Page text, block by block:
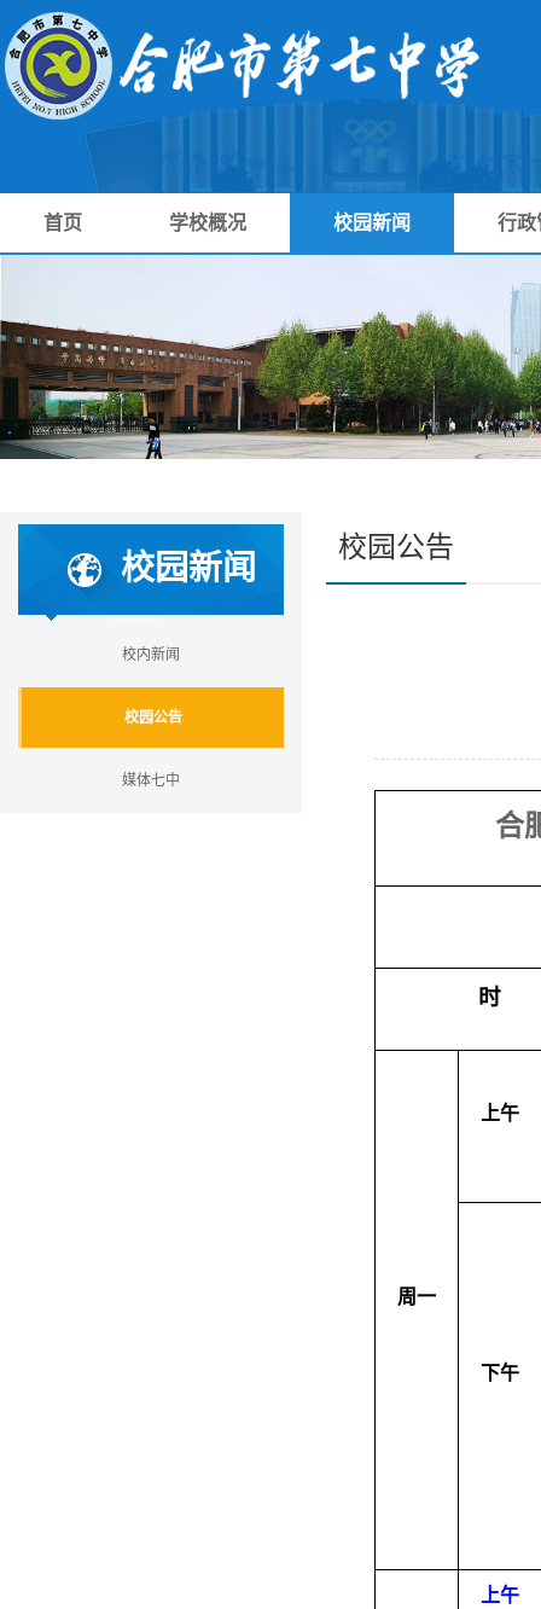
首页 学校概况 校园新闻 行政
校园新闻
校内新闻
校园公告
媒体七中
校园公告
合
时
周一
上午
下午
上午